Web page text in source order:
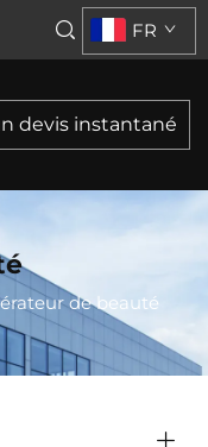
FR
devis instantané
de beauté